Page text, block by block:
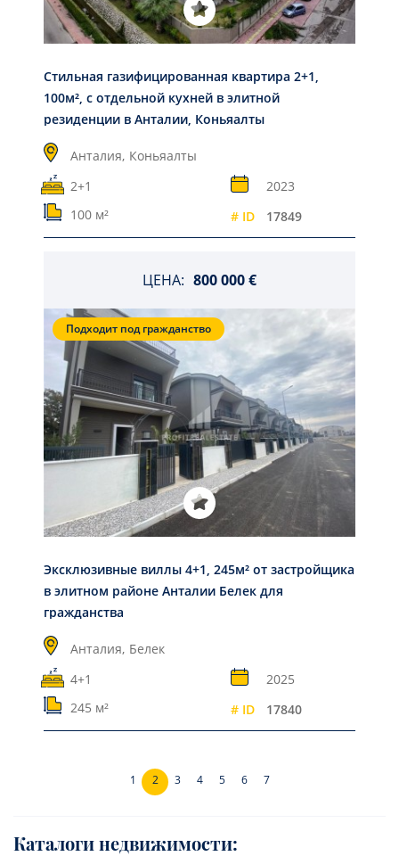
Стильная газифицированная квартира 2+1,
100м², с отдельной кухней в элитной
резиденции в Анталии, Коньяалты
Анталия, Коньяалты
2+1
2023
100 м²
# ID 17849
ЦЕНА: 800 000 €
Подходит под гражданство
Эксклюзивные виллы 4+1, 245м² от застройщика
в элитном районе Анталии Белек для
гражданства
Анталия, Белек
4+1
2025
245 м²
# ID 17840
1 2 3 4 5 6 7
Каталоги недвижимости: